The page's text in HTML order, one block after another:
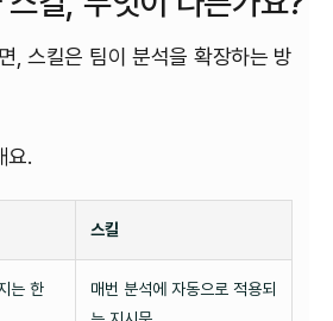
, 스킬은 팀이 분석을 확장하는 방
요.
스킬
는 한
매번 분석에 자동으로 적용되